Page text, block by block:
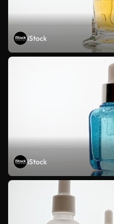
iStock
iStock